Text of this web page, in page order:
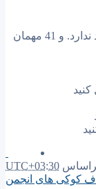
41 مهمان
UTC+03:30
کوکی های انجمن